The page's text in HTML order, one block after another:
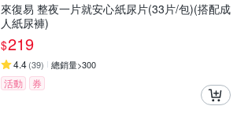
來復易 整夜一片就安心紙尿片(33片/包)(搭配成
人紙尿褲)
$219
4.4(39) 總銷量>300
活動 券